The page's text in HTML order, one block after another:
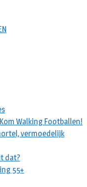
Walking Footballen!
vermoedelijk
dat?
55+